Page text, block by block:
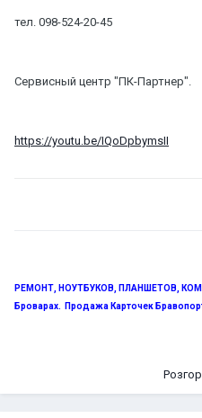
тел. 098-524-20-45
Сервисный центр "ПК-Партнер".
https://youtu.be/IQoDpbymsII
РЕМОНТ, НОУТБУКОВ, ПЛАНШЕТОВ,
Броварах. Продажа Карточек